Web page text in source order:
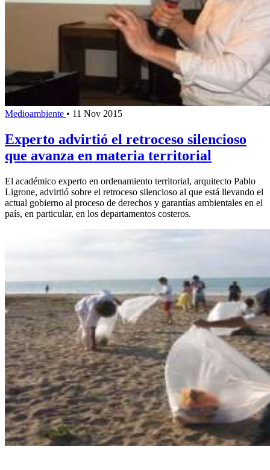
Medioambiente • 11 Nov 2015
Experto advirtió el retroceso silencioso
que avanza en materia territorial
El académico experto en ordenamiento territorial, arquitecto Pablo
Ligrone, advirtió sobre el retroceso silencioso al que está llevando el
actual gobierno al proceso de derechos y garantías ambientales en el
país, en particular, en los departamentos costeros.